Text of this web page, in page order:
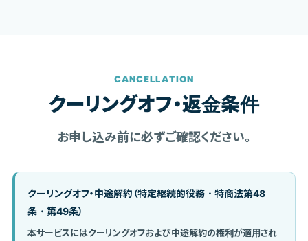
CANCELLATION
クーリングオフ・返金条件
お申し込み前に必ずご確認ください。
クーリングオフ・中途解約（特定継続的役務・特商法第48
条・第49条）
本サービスにはクーリングオフおよび中途解約の権利が適用され